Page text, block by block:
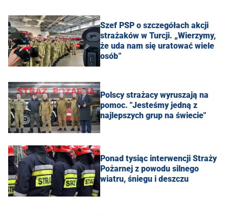
Szef PSP o szczegółach akcji
strażaków w Turcji. „Wierzymy,
że uda nam się uratować wiele
osób”
Polscy strażacy wyruszają na
pomoc. "Jesteśmy jedną z
najlepszych grup na świecie"
Ponad tysiąc interwencji Straży
Pożarnej z powodu silnego
wiatru, śniegu i deszczu